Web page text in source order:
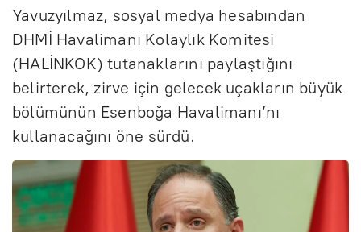
Yavuzyılmaz, sosyal medya hesabından
DHMİ Havalimanı Kolaylık Komitesi
(HALİNKOK) tutanaklarını paylaştığını
belirterek, zirve için gelecek uçakların büyük
bölümünün Esenboğa Havalimanı’nı
kullanacağını öne sürdü.